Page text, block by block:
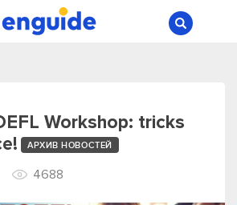
Workshop: tricks
АРХИВ НОВОСТЕЙ
4688